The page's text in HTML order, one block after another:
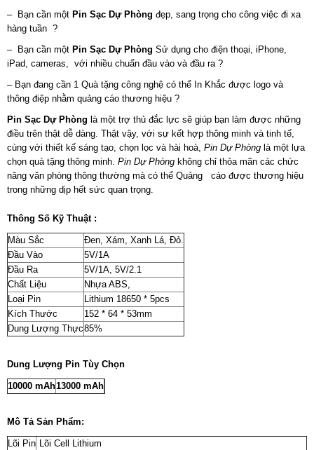
– Bạn cần một Pin Sạc Dự Phòng đẹp, sang trọng cho công việc đi xa
hàng tuần ?
– Bạn cần một Pin Sạc Dự Phòng Sử dụng cho điện thoại, iPhone,
iPad, cameras, với nhiều chuẩn đầu vào và đầu ra ?
– Bạn đang cần 1 Quà tặng công nghệ có thể In Khắc được logo và
thông điệp nhằm quảng cáo thương hiệu ?
Pin Sạc Dự Phòng là một trợ thủ đắc lực sẽ giúp bạn làm được những
điều trên thật dễ dàng. Thật vậy, với sự kết hợp thông minh và tinh tế,
cùng với thiết kế sáng tạo, chọn lọc và hài hoà, Pin Dự Phòng là một lựa
chọn quà tặng thông minh. Pin Dự Phòng không chỉ thỏa mãn các chức
năng văn phòng thông thường mà có thể Quảng cáo được thương hiệu
trong những dịp hết sức quan trọng.
Thông Số Kỹ Thuật :
Màu Sắc
Đen, Xám, Xanh Lá, Đỏ.
Đầu Vào
5V/1A
Đầu Ra
5V/1A, 5V/2.1
Chất Liệu
Nhựa ABS,
Loại Pin
Lithium 18650 * 5pcs
Kích Thước
152 * 64 * 53mm
Dung Lượng Thực85%
Dung Lượng Pin Tùy Chọn
10000 mAh13000 mAh
Mô Tả Sản Phẩm:
Lõi Pin Lõi Cell Lithium